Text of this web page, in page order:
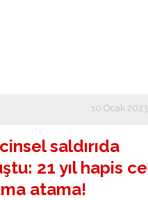
10 Ocak
saldırıda
21 yıl hapis
atama!